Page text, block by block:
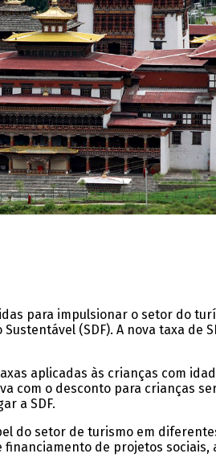
para impulsionar o setor do
(SDF). A nova taxa de
aplicadas às crianças com
com o desconto para crianças
a SDF.
do setor de turismo em
de projetos